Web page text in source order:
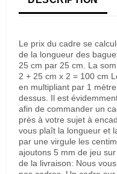
Le prix du cadre se
de la longueur des
25 cm par 25 cm. La
2 + 25 cm x 2 = 100 cm
en multipliant par 1
dessus. Il est
afin de commander un
près à votre sujet à
vous plaît la longueur et
par une virgule les
ajoutons 5 mm de jeu
de la livraison: Nous